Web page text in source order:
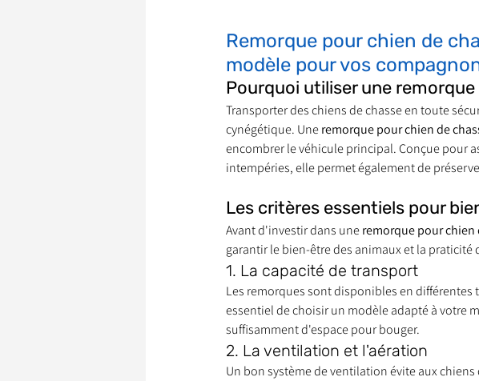
Remorque pour chien de
modèle pour vos
Pourquoi utiliser une
Transporter des chiens de chasse en toute
cynégétique. Une remorque pour chien de
encombrer le véhicule principal. Conçue pour
intempéries, elle permet également de
Les critères essentiels pour
Avant d'investir dans une remorque pour chien
garantir le bien-être des animaux et la
1. La capacité de transport
Les remorques sont disponibles en
essentiel de choisir un modèle adapté à votre
suffisamment d'espace pour bouger.
2. La ventilation et l'aération
Un bon système de ventilation évite aux